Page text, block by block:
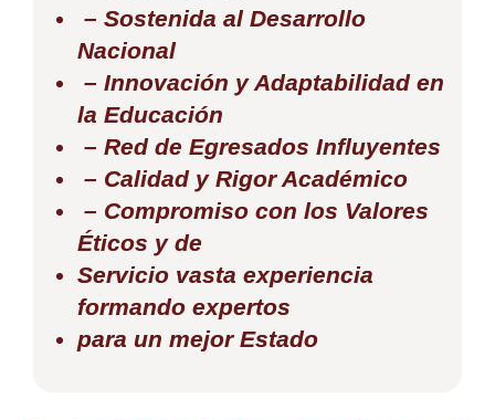
– Sostenida al Desarrollo
Nacional
– Innovación y Adaptabilidad en
la Educación
– Red de Egresados Influyentes
– Calidad y Rigor Académico
– Compromiso con los Valores
Éticos y de
Servicio vasta experiencia
formando expertos
para un mejor Estado